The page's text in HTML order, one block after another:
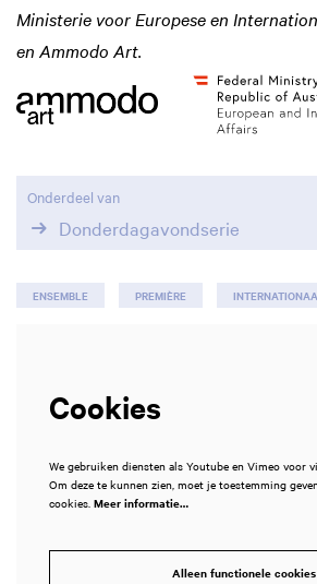
Ministerie voor Europese en
en Ammodo Art.
Onderdeel van
Donderdagavondserie
ENSEMBLE PREMIÈRE
Cookies
We gebruiken diensten als Youtube en Vimeo voor
Om deze te kunnen zien, moet je toestemming
cookies. Meer informatie…
Alleen functionele cookies